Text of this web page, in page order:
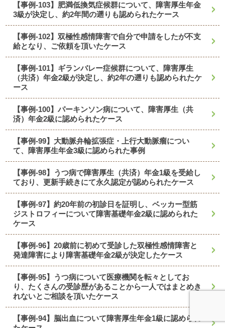
【事例-103】肥満低換気症候群について、障害厚生年金
3級が決定し、約2年間の遡りも認められたケース
【事例-102】双極性感情障害で自分で申請をしたが不支
給となり、ご依頼を頂いたケース
【事例-101】ギランバレー症候群について、障害厚生
（共済）年金2級が決定し、約2年の遡りも認められたケ
ース
【事例-100】パーキンソン病について、障害厚生（共
済）年金2級に認められたケース
【事例-99】大動脈弁輪拡張症・上行大動脈瘤につい
て、障害厚生年金3級に認められた事例
【事例-98】うつ病で障害厚生（共済）年金1級を受給し
ており、更新手続きにて永久認定が認められたケース
【事例-97】約20年前の初診日を証明し、ベッカー型筋
ジストロフィーについて障害基礎年金2級に認められた
ケース
【事例-96】20歳前に初めて受診した双極性感情障害と
発達障害により障害基礎年金2級が決定したケース
【事例-95】うつ病について医療機関を転々としてお
り、たくさんの受診歴があることから一人ではまとめき
れないとご相談を頂いたケース
【事例-94】脳出血について障害厚生年金1級に認められ